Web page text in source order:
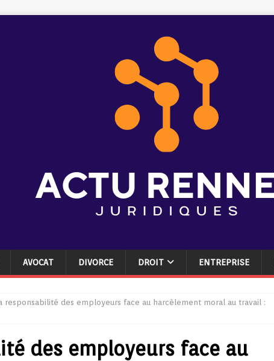
AVOCAT DIVORCE DROIT ENTREPRISE
responsabilité des employeurs face au harcèlement moral au travail :
des employeurs face au